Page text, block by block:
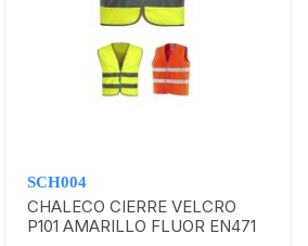
SCH004
CHALECO CIERRE VELCRO
P101 AMARILLO FLUOR EN471